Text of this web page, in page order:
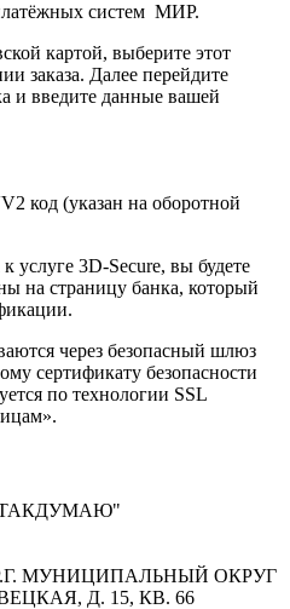
систем МИР.
картой, выберите этот
заказа. Далее перейдите
и введите данные вашей
код (указан на оборотной
услуге 3D-Secure, вы будете
на страницу банка, который
через безопасный шлюз
сертификату безопасности
по технологии SSL
МУНИЦИПАЛЬНЫЙ ОКРУГ
Д. 15, КВ. 66